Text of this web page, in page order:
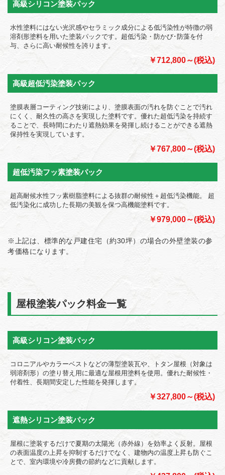
高級シリコン塗装パック
水性塗料にはない光沢感やセラミック成分による低汚染性が特徴の弱
溶剤形塗料を用いた塗装パックです。超低汚染・防かび･防藻を付
与、さらに高い耐候性を誇ります。
￥712,800～(税込)
高級超低汚染塗装パック
塗膜表層コーティング技術により、塗膜表面の汚れを防ぐことで汚れ
にくく、耐久性の高さを実現した塗料です。優れた超低汚染を持続す
ることで、長時間にわたり遮熱効果を発揮し続けることができる遮熱
保持性を実現しています。
￥767,800～(税込)
超低汚染フッ素塗装パック
超高耐候水性フッ素樹脂塗料による抜群の耐候性＋超低汚染機能。 超
低汚染化に成功した長期の美観を保つ高機能塗料です。
￥979,000～(税込)
※上記は、標準的な戸建住宅（約30坪）の場合の外壁塗装の参
考価格になります。
屋根塗装パック料金一覧
高級シリコン塗装パック
コロニアルやカラーベストなどの薄型塗装瓦や、トタン屋根（対象は
弱溶剤形）の塗り替え用に最適な屋根用塗料を使用。優れた耐候性・
付着性、長期間安定した性能を発揮します。
￥327,800～(税込)
遮熱シリコン塗装パック
屋根に塗装するだけで夏期の太陽光（赤外線）を効率よく反射。屋根
の表面温度の上昇を抑制するだけでなく、建物内の温度上昇も防ぐこ
とで、室内環境や冷房費の節約などに貢献します。